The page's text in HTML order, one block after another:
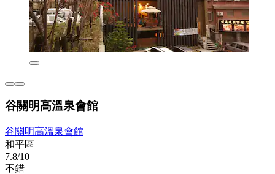
谷關明高溫泉會館
谷關明高溫泉會館
和平區
7.8/10
不錯